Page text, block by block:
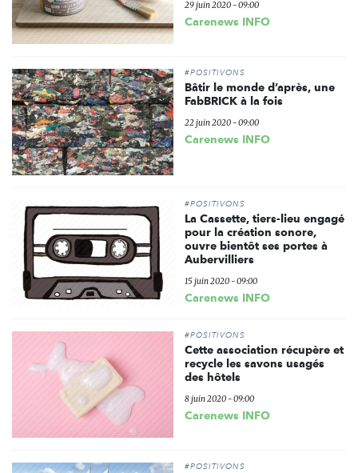
29 juin 2020 - 09:00
Carenews INFO
#POSITIVONS
Bâtir le monde d’après, une
FabBRICK à la fois
22 juin 2020 - 09:00
Carenews INFO
#POSITIVONS
La Cassette, tiers-lieu engagé
pour la création sonore,
ouvre bientôt ses portes à
Aubervilliers
15 juin 2020 - 09:00
Carenews INFO
#POSITIVONS
Cette association récupère et
recycle les savons usagés
des hôtels
8 juin 2020 - 09:00
Carenews INFO
#POSITIVONS